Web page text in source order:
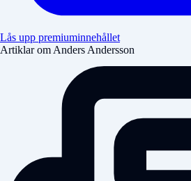
Lås upp premiuminnehållet
Artiklar om Anders Andersson